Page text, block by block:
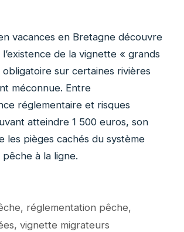
vacances en Bretagne découvre
de la vignette « grands
sur certaines rivières
méconnue. Entre
réglementaire et risques
atteindre 1 500 euros, son
les pièges cachés du système
à la ligne.
, réglementation pêche,
, vignette migrateurs